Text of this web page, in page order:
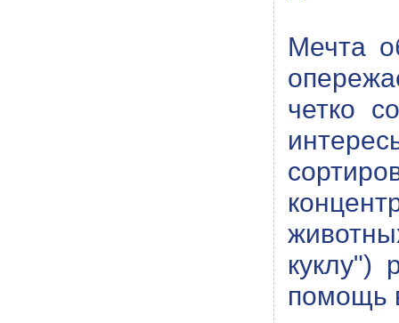
Мечта
четко
куклу")
помощь